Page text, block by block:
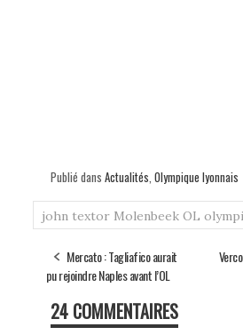
Publié dans Actualités, Olympique lyonnais
john textor Molenbeek OL
Mercato : Tagliafico aurait
pu rejoindre Naples avant l’OL
24 COMMENTAIRES